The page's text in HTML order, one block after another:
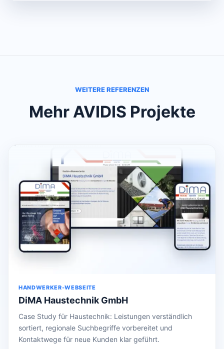
WEITERE REFERENZEN
Mehr AVIDIS Projekte
HANDWERKER-WEBSEITE
DiMA Haustechnik GmbH
Case Study für Haustechnik: Leistungen verständlich
sortiert, regionale Suchbegriffe vorbereitet und
Kontaktwege für neue Kunden klar geführt.